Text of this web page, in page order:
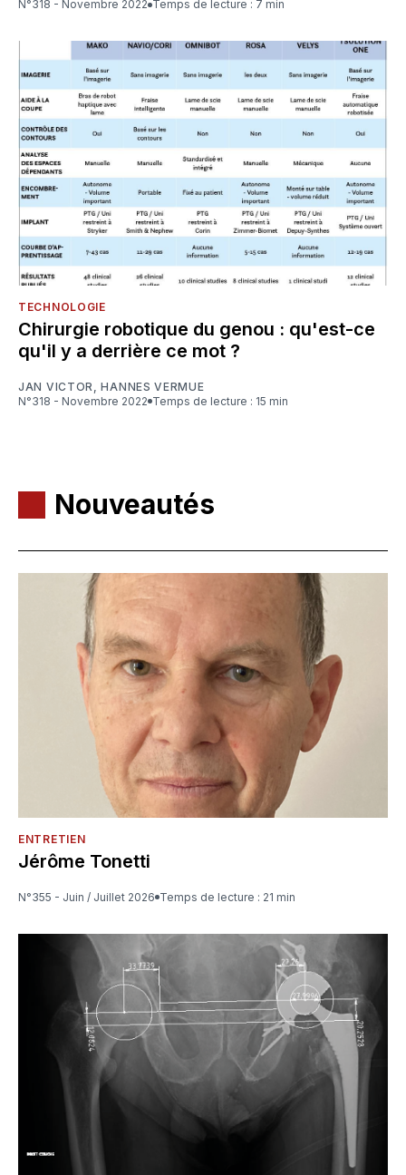
N°318 - Novembre 2022 Temps de lecture : 7 min
TECHNOLOGIE
Chirurgie robotique du genou : qu'est-ce
qu'il y a derrière ce mot ?
JAN VICTOR ,HANNES VERMUE
N°318 - Novembre 2022
Temps de lecture : 15 min
Nouveautés
ENTRETIEN
Jérôme Tonetti
N°355 - Juin / Juillet 2026 Temps de lecture : 21 min